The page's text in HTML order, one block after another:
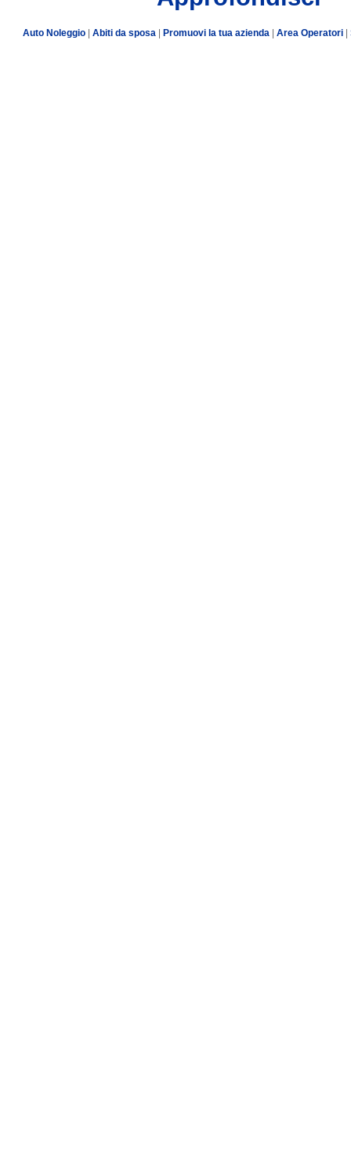
Auto Noleggio| Abiti da sposa| Promuovi la tua azienda Area Operatori